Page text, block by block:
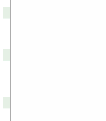
Мы уже
Hermes. Дата
заявила о
Hyundai
Новая тенденция
продавать под
признанный